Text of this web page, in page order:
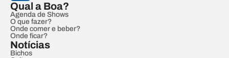
Qual a Boa?
Agenda de Shows
O que fazer?
Onde comer e beber?
Onde ficar?
Notícias
Bichos